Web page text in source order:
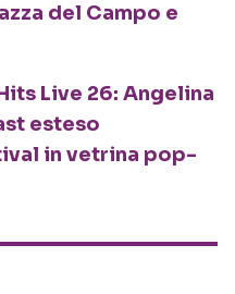
del Campo e
Live 26: Angelina
esteso
in vetrina pop-